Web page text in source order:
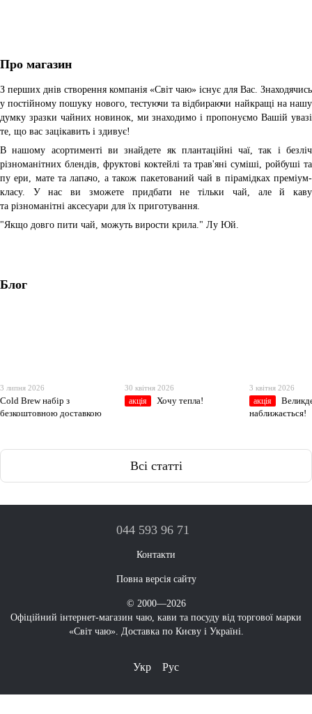
Про магазин
З перших днів створення компанія «Світ чаю» існує для Вас. Знаходячись
у постійному пошуку нового, тестуючи та відбираючи найкращі на нашу
думку зразки чайних новинок, ми знаходимо і пропонуємо Вашій увазі
те, що вас зацікавить і здивує!
В нашому асортименті ви знайдете як плантаційні чаї, так і безліч
різноманітних блендів, фруктові коктейлі та трав'яні суміші, ройбуші та
пу ери, мате та лапачо, а також пакетований чай в пірамідках преміум-
класу. У нас ви зможете придбати не тільки чай, але й каву
та різноманітні аксесуари для їх приготування.
"Якщо довго пити чай, можуть вирости крила." Лу Юй.
Блог
3 липня 2026
Cold Brew набір з
безкоштовною доставкою
30 квітня 2026
акція Хочу тепла!
3 квітня 2026
акція
наближається!
Всі статті
044 593 96 71
Контакти
Повна версія сайту
© 2000—2026
Офіційний інтернет-магазин чаю, кави та посуду від торгової марки
«Світ чаю». Доставка по Києву і Україні.
Укр Рус